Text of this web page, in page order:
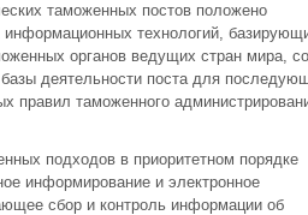
таможенных постов положено
информационных технологий,
органов ведущих стран мира,
базы деятельности поста для
правил таможенного
подходов в приоритетном порядке
информирование и электронное
сбор и контроль информации об